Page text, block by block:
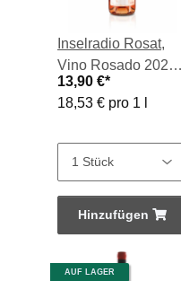
Inselradio Rosat,
Vino Rosado 2023,
0,75-l-Flasche
13,90 €*
18,53 € pro 1 l
Hinzufügen
AUF LAGER